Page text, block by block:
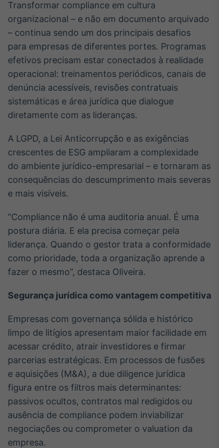
Transformar compliance em cultura
organizacional – e não em documento arquivado
– continua sendo um dos principais desafios
para empresas de diferentes portes. Programas
efetivos precisam estar conectados à realidade
operacional: treinamentos periódicos, canais de
denúncia acessíveis, revisões contratuais
sistemáticas e área jurídica que dialogue
diretamente com as lideranças.
A LGPD, a Lei Anticorrupção e as exigências
crescentes de ESG ampliaram a complexidade
do ambiente jurídico-empresarial – e tornaram as
consequências do descumprimento mais severas
e mais visíveis.
“Compliance não é uma auditoria anual. É uma
postura diária. E ela precisa começar pela
liderança. Quando o gestor trata a conformidade
como prioridade, toda a organização aprende a
fazer o mesmo”, destaca Oliveira.
Segurança jurídica como vantagem competitiva
Empresas com governança sólida e histórico
limpo de litígios apresentam maior facilidade em
acessar crédito, atrair investidores e firmar
parcerias estratégicas. Em processos de fusões
e aquisições (M&A), a due diligence jurídica
figura entre os filtros mais determinantes:
passivos ocultos, contratos mal redigidos ou
ausência de compliance podem inviabilizar
negociações ou comprometer o valuation da
empresa.